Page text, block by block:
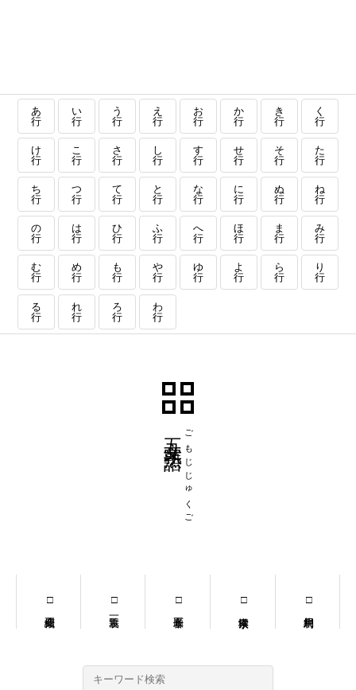
あ
行
い
行
う
行
え
行
お
行
か
行
き
行
く
行
け
行
こ
行
さ
行
し
行
す
行
せ
行
そ
行
た
行
ち
行
つ
行
て
行
と
行
な
行
に
行
ぬ
行
ね
行
の
行
は
行
ひ
行
ふ
行
へ
行
ほ
行
ま
行
み
行
む
行
め
行
も
行
や
行
ゆ
行
よ
行
ら
行
り
行
る
行
れ
行
ろ
行
わ
行
ごもじじゅくご